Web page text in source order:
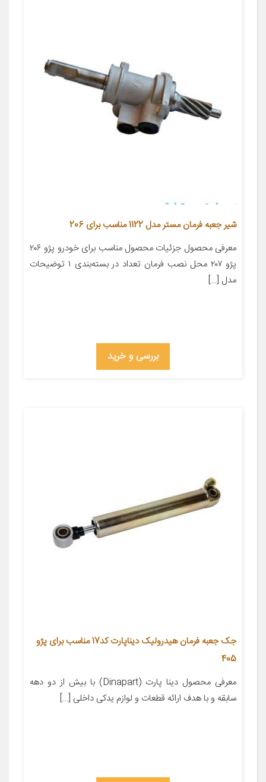
شیر جعبه فرمان مستر مدل 1122 مناسب برای 206
معرفی محصول جزئیات محصول مناسب برای خودرو پژو ۲۰۶
پژو ۲۰۷ محل نصب فرمان تعداد در بسته‌بندی ۱ توضیحات
مدل […]
بررسی و خرید
جک جعبه فرمان هیدرولیک دیناپارت کد17 مناسب برای پژو
405
معرفی محصول دینا پارت (Dinapart) با بیش از دو دهه
سابقه و با هدف ارائه قطعات و لوازم یدکی داخلی […]